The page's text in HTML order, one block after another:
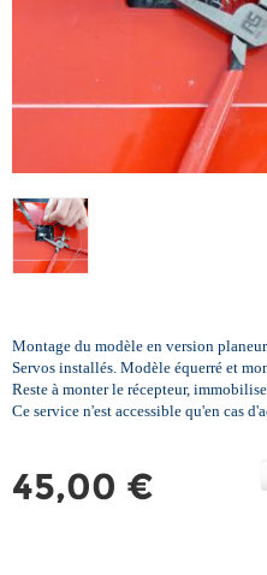
Montage du modèle en version
Servos installés. Modèle équerré et
Reste à monter le récepteur,
Ce service n'est accessible qu'en cas
45,00 €